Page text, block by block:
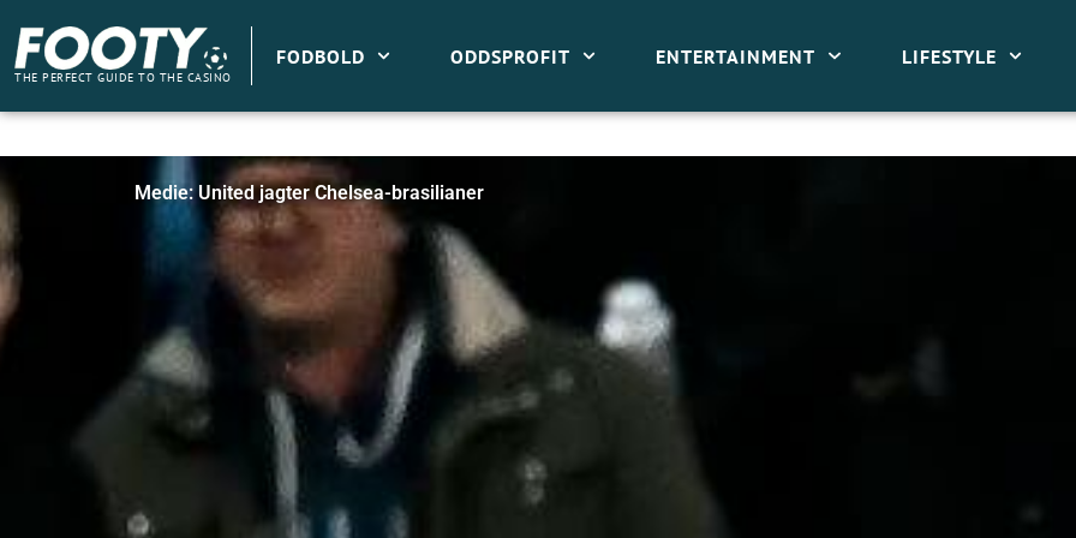
indholdet
THE PERFECT GUIDE TO THE CASINO
FODBOLD ODDSPROFIT ENTERTAINMENT LIFESTYLE
Medie: United jagter Chelsea-brasilianer